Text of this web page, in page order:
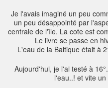
Je l'avais imaginé un peu
un peu désappointé par
centrale de l'île. La cote est
Le livre se passe en
L'eau de la Baltique était à
Aujourd'hui, je l'ai testé à
l'eau..! et vite